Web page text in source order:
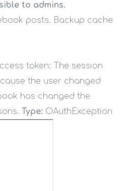
to admins.
posts. Backup cache
token: The session
the user changed
has changed the
Type: OAuthException